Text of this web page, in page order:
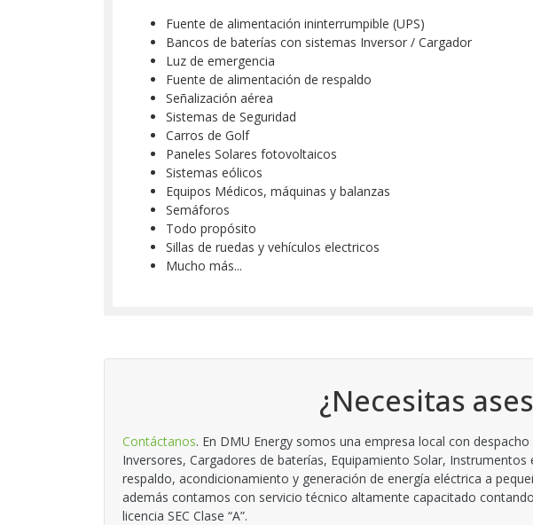
Fuente de alimentación ininterrumpible (UPS)
Bancos de baterías con sistemas Inversor / Cargador
Luz de emergencia
Fuente de alimentación de respaldo
Señalización aérea
Sistemas de Seguridad
Carros de Golf
Paneles Solares fotovoltaicos
Sistemas eólicos
Equipos Médicos, máquinas y balanzas
Semáforos
Todo propósito
Sillas de ruedas y vehículos electricos
Mucho más...
¿Necesitas
Contáctanos. En DMU Energy somos una empresa local con
Inversores, Cargadores de baterías, Equipamiento Solar,
respaldo, acondicionamiento y generación de energía eléctrica a
además contamos con servicio técnico altamente capacitado
licencia SEC Clase “A”.